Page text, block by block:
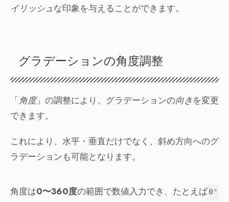
イリッシュな印象を与えることができます。
グラデーションの角度調整
「角度」の調整により、グラデーションの向きを変更
できます。
これにより、水平・垂直だけでなく、斜め方向へのグ
ラデーションも可能となります。
角度は0〜360度の範囲で数値入力でき、たとえば0°